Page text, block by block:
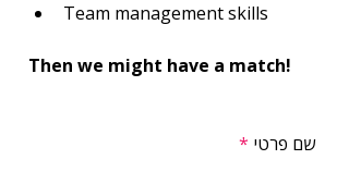
Team management skills
Then we might have a match!
שם פרטי